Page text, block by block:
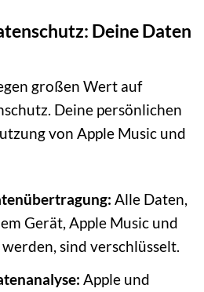
Deine Daten
großen Wert auf
Deine persönlichen
von Apple Music und
Alle Daten,
Gerät, Apple Music und
sind verschlüsselt.
Apple und